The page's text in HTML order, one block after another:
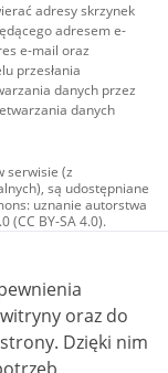
adresy skrzynek
adresem e-
e-mail oraz
przesłania
danych przez
danych
serwisie (z
są udostępniane
uznanie autorstwa
(CC BY-SA 4.0).
zdjęcia, materiały
licencji typu
użycie
4.0 (CC BY-
inaczej.
oraz do
nim